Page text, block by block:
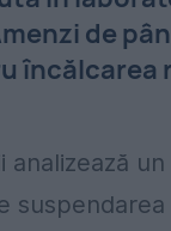
de
încălcarea
analizează